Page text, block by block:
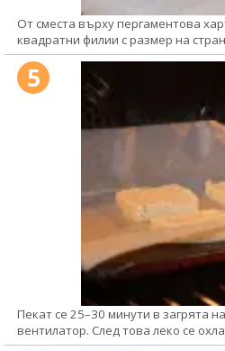
От сместа върху пергаментова
квадратни филии с размер на
5
Пекат се 25–30 минути в загрята
вентилатор. След това леко се